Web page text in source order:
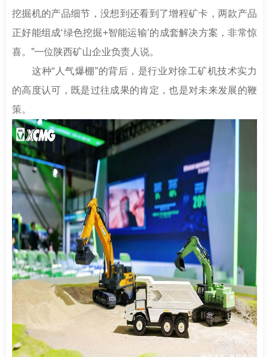
挖掘机的产品细节，没想到还看到了增程矿卡，两款产品
正好能组成‘绿色挖掘+智能运输’的成套解决方案，非常惊
喜。”一位陕西矿山企业负责人说。
这种“人气爆棚”的背后，是行业对徐工矿机技术实力
的高度认可，既是过往成果的肯定，也是对未来发展的鞭
策。